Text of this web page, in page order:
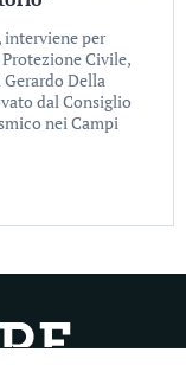
per
Civile,
Della
dal Consiglio
nei Campi